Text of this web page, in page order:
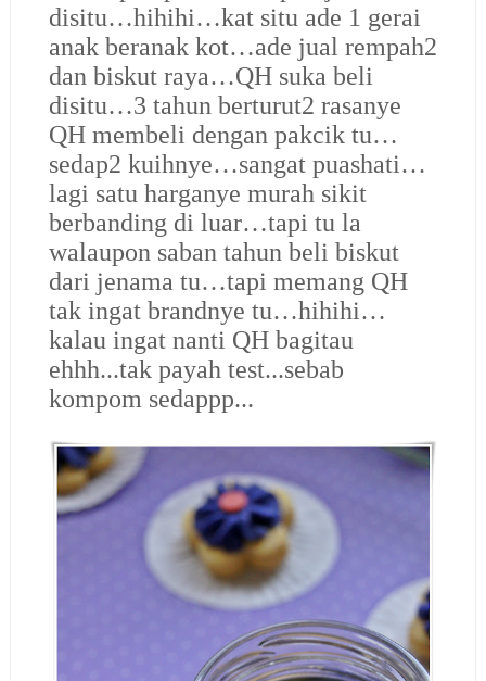
disitu…hihihi…kat situ ade 1 gerai
anak beranak kot…ade jual rempah2
dan biskut raya…QH suka beli
disitu…3 tahun berturut2 rasanye
QH membeli dengan pakcik tu…
sedap2 kuihnye…sangat puashati…
lagi satu harganye murah sikit
berbanding di luar…tapi tu la
walaupon saban tahun beli biskut
dari jenama tu…tapi memang QH
tak ingat brandnye tu…hihihi…
kalau ingat nanti QH bagitau
ehhh...tak payah test...sebab
kompom sedappp...